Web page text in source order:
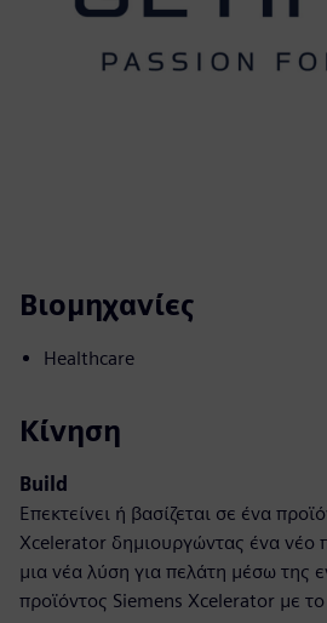
Βιομηχανίες
Healthcare
Κίνηση
Build
Επεκτείνει ή βασίζεται σε ένα
Xcelerator δημιουργώντας ένα νέο
μια νέα λύση για πελάτη μέσω της
προϊόντος Siemens Xcelerator με